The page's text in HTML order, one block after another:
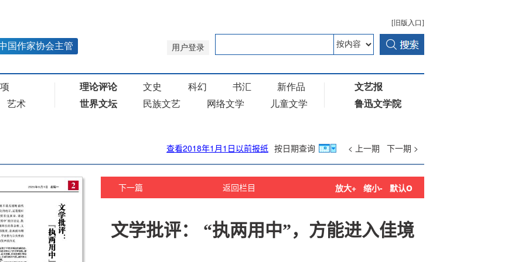
查看2018年1月1日以前报纸 按日期查询 < 上一期 下一期 >
返回栏目
下一篇 放大+ 缩小- 默认o
文学批评： “执两用中”，方能进入佳境